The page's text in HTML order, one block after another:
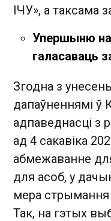
ІЧУ», а таксама
Упершыню
галасаваць
Згодна з
дапаўненнямі ў
адпаведнасці з
ад 4 сакавіка
абмежаванне
для асоб, у
мера
Так, на гэтых